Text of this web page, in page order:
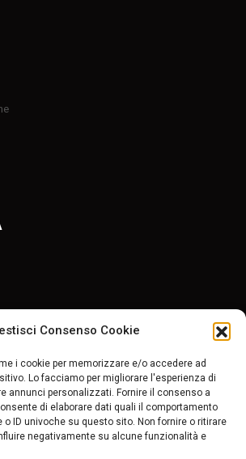
Consenso Cookie
i cookie per memorizzare e/o accedere ad
Lo facciamo per migliorare l'esperienza di
annunci personalizzati. Fornire il consenso a
di elaborare dati quali il comportamento
o ID univoche su questo sito. Non fornire o ritirare
negativamente su alcune funzionalità e